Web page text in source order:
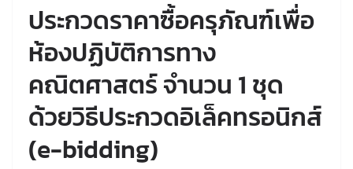
ประกวดราคาซื้อครุภัณฑ์เพื่อ
ห้องปฏิบัติการทาง
คณิตศาสตร์ จำนวน 1 ชุด
ด้วยวิธีประกวดอิเล็คทรอนิกส์
(e-bidding)